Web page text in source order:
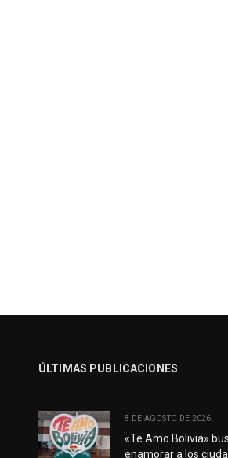
ÚLTIMAS PUBLICACIONES
8 DE AGOSTO DE 2026
«Te Amo Bolivia»
enamorar a los